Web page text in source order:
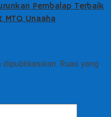
Pembalap Terbaik
Unaaha
Ruas yang